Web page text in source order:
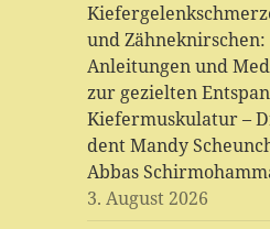
und Zähneknirschen:
Anleitungen und
zur gezielten
Kiefermuskulatur –
dent Mandy
Abbas
3. August 2026